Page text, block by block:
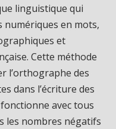
linguistique qui
numériques en mots,
et
Cette méthode
l’orthographe des
dans l’écriture des
avec tous
les nombres négatifs